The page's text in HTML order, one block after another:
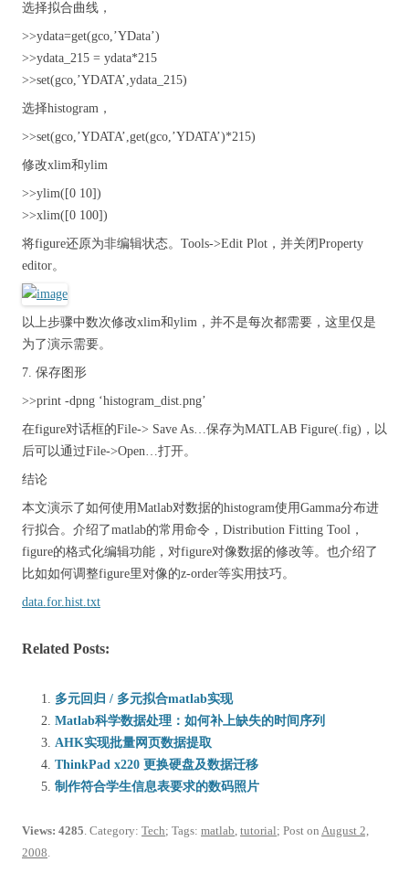
选择拟合曲线，
>>ydata=get(gco,’YData’)
>>ydata_215 = ydata*215
>>set(gco,’YDATA’,ydata_215)
选择histogram，
>>set(gco,’YDATA’,get(gco,’YDATA’)*215)
修改xlim和ylim
>>ylim([0 10])
>>xlim([0 100])
将figure还原为非编辑状态。Tools->Edit Plot，并关闭Property
editor。
以上步骤中数次修改xlim和ylim，并不是每次都需要，这里仅是
为了演示需要。
7. 保存图形
>>print -dpng ‘histogram_dist.png’
在figure对话框的File-> Save As…保存为MATLAB Figure(.fig)，以
后可以通过File->Open…打开。
结论
本文演示了如何使用Matlab对数据的histogram使用Gamma分布进
行拟合。介绍了matlab的常用命令，Distribution Fitting Tool，
figure的格式化编辑功能，对figure对像数据的修改等。也介绍了
比如如何调整figure里对像的z-order等实用技巧。
data.for.hist.txt
Related Posts:
多元回归 / 多元拟合matlab实现
Matlab科学数据处理：如何补上缺失的时间序列
AHK实现批量网页数据提取
ThinkPad x220 更换硬盘及数据迁移
制作符合学生信息表要求的数码照片
Views: 4285. Category: Tech; Tags: matlab, tutorial; Post on August 2,
2008.